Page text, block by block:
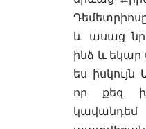
և ասաց
ինձ և
ես
որ քեզ